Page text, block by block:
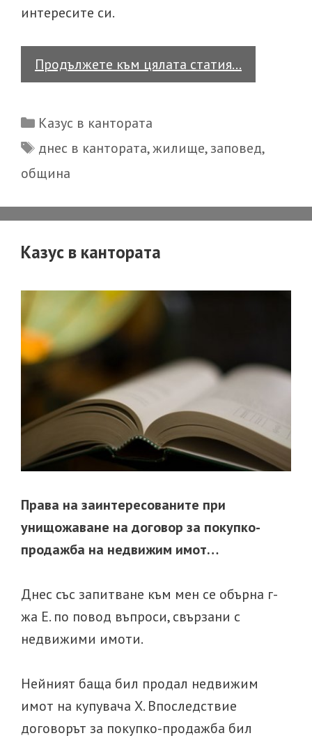
интересите си.
Продължете към цялата статия…
в
Categories
Казус в кантората
Tags
днес в кантората,жилище,заповед,
община
Казус в кантората
Права на заинтересованите при
унищожаване на договор за покупко-
продажба на недвижим имот…
Днес със запитване към мен се обърна г-
жа Е. по повод въпроси, свързани с
недвижими имоти.
Нейният баща бил продал недвижим
имот на купувача Х. Впоследствие
договорът за покупко-продажба бил